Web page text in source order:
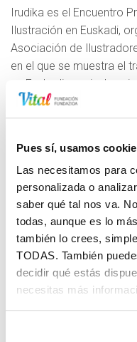
Pues sí, usamos
Las necesitamos para
personalizada o
saber qué tal nos va.
todas, aunque es lo
también lo crees,
TODAS. También
decidir qué estás
necesitas más
Irudika es el Encuentro
Ilustración en Euskadi,
Asociación de
en el que se muestra el
en Euskadi y a nivel
países invitados.
cualquier feria
profesionales una
mediante conferencias
extranjeros, talleres
profesionales.
Fundación Vital
2018 y, a partir de
para la realización de
Internacionales (versión
Artísticas de dos
uno de sus espacios